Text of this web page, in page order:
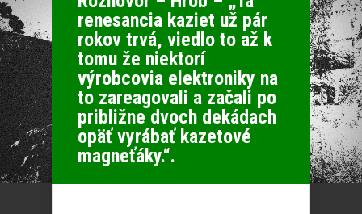
renesancia kaziet už pár
rokov trvá, viedlo to až k
tomu že niektorí
výrobcovia elektroniky na
to zareagovali a začali po
približne dvoch dekádach
opäť vyrábať kazetové
magneťáky.“.